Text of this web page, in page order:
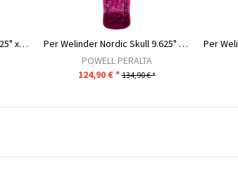
Per Welinder - Freestyle - 7.25" x 27" - Navy
Per Welinder Nordic Skull 9.625" x 29.75" -...
POWELL PERALTA
124,90 € * 134,90 € *